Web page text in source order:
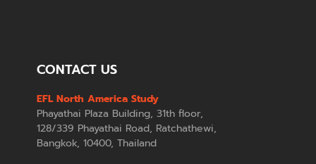
CONTACT US
EFL North America Study
Phayathai Plaza Building, 31th floor,
128/339 Phayathai Road, Ratchathewi,
Bangkok, 10400, Thailand